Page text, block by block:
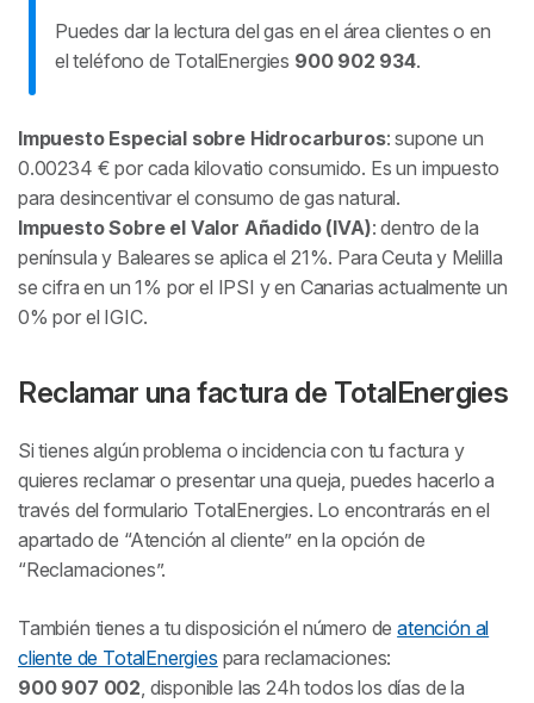
Puedes dar la lectura del gas en el área clientes o en
el teléfono de TotalEnergies 900 902 934.
Impuesto Especial sobre Hidrocarburos: supone un
0.00234 € por cada kilovatio consumido. Es un impuesto
para desincentivar el consumo de gas natural.
Impuesto Sobre el Valor Añadido (IVA): dentro de la
península y Baleares se aplica el 21%. Para Ceuta y Melilla
se cifra en un 1% por el IPSI y en Canarias actualmente un
0% por el IGIC.
Reclamar una factura de TotalEnergies
Si tienes algún problema o incidencia con tu factura y
quieres reclamar o presentar una queja, puedes hacerlo a
través del formulario TotalEnergies. Lo encontrarás en el
apartado de “Atención al cliente” en la opción de
“Reclamaciones”.
También tienes a tu disposición el número deatención al
cliente de TotalEnergies para reclamaciones:
900 907 002 , disponible las 24h todos los días de la